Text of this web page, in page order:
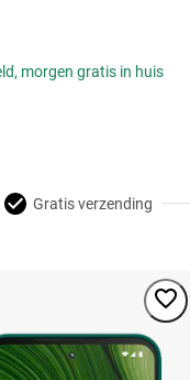
morgen gratis in huis
Gratis verzending